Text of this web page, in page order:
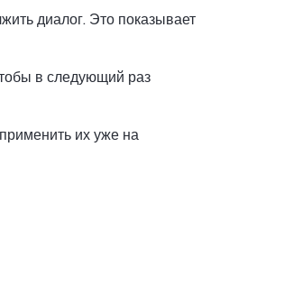
диалог. Это показывает
в следующий раз
их уже на